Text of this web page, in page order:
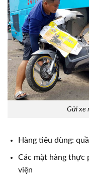
Gửi xe
Hàng tiêu dùng:
Các mặt hàng thực
viện